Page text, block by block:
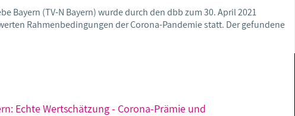
Bayern (TV-N Bayern) wurde durch den dbb zum 30. April 2021
Rahmenbedingungen der Corona-Pandemie statt. Der gefundene
Echte Wertschätzung - Corona-Prämie und